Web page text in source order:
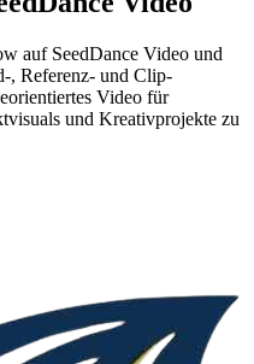
auf SeedDance Video und
, Referenz- und Clip-
Video für
und Kreativprojekte zu